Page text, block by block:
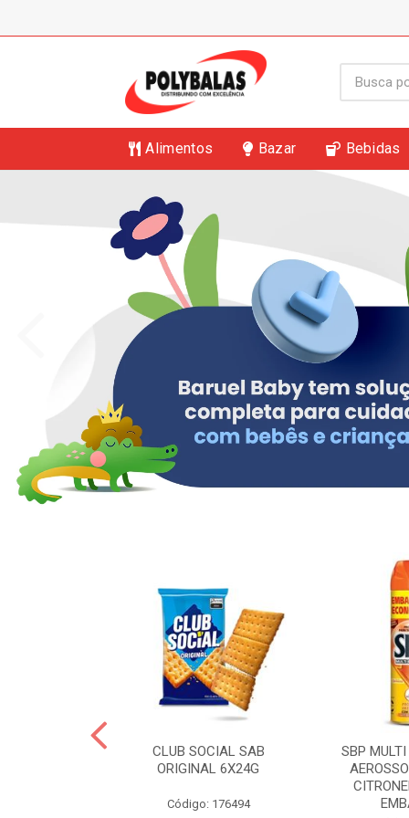
Alimentos Bazar Bebidas
CLUB SOCIAL SAB
ORIGINAL 6X24G
Código: 176494
SBP